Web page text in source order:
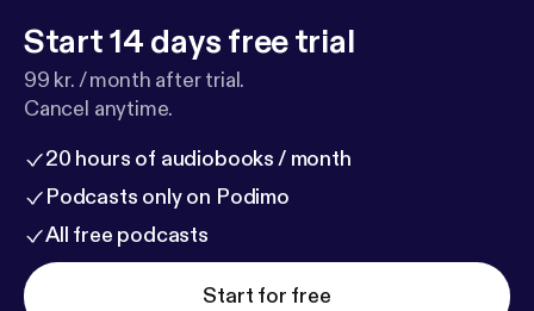
Start 14 days free trial
99 kr. / month after trial.
Cancel anytime.
20 hours of audiobooks / month
Podcasts only on Podimo
All free podcasts
Start for free